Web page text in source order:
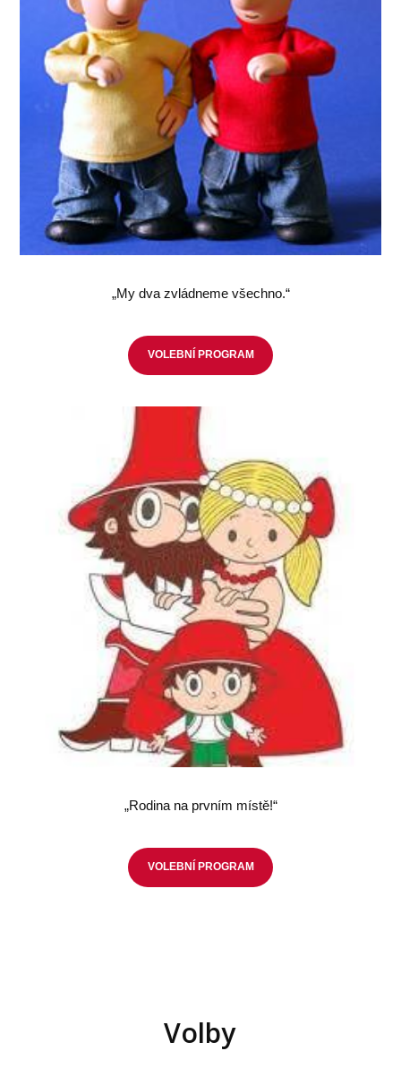
„My dva zvládneme všechno.“
VOLEBNÍ PROGRAM
„Rodina na prvním místě!“
VOLEBNÍ PROGRAM
Volby